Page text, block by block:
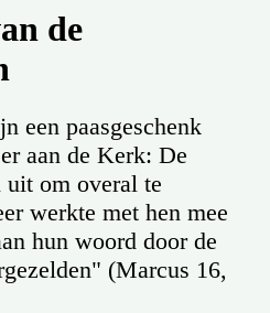
de
een paasgeschenk
aan de Kerk: De
uit om overal te
werkte met hen mee
hun woord door de
(Marcus 16,